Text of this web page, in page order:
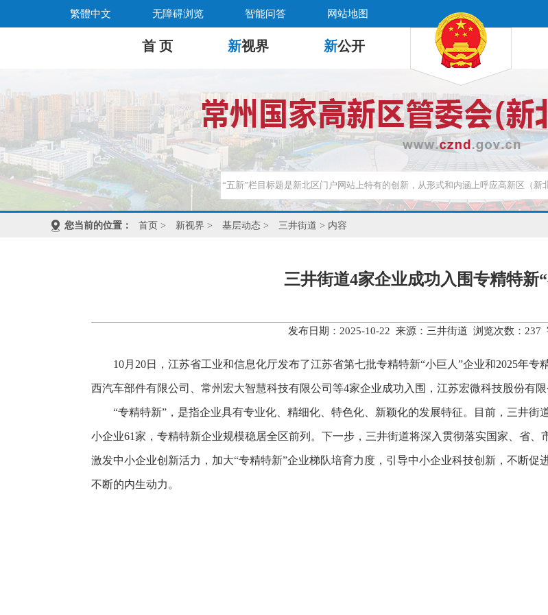
繁體中文 无障碍浏览 智能问答 网站地图
首 页 新视界 新公开
您当前的位置： 首页 > 新视界 > 基层动态 > 三井街道 > 内容
三井街道4家企业成功入围专精特新
发布日期：2025-10-22 来源：三井街道 浏览次数： 237
10月20日 ，江苏省工业和信息化厅发布了江苏省第七批专精特新“小巨人”企业和2025年
西汽车部件有限公司、常州宏大智慧科技有限公司等4家企业成功入围，江苏宏微科技股份有限
“专精特新”，是指企业具有专业化、精细化、特色化、新颖化的发展特征。目前，三井街
小企业61家，专精特新企业规模稳居全区前列。 下一步，三井街道将深入贯彻落实国家、省
激发中小企业创新活力，加大“专精特新”企业梯队培育力度，引导中小企业科技创新，不断
不断的内生动力。